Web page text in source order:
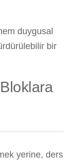
duygusal
bir
yerine, ders